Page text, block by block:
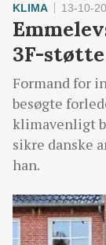
KLIMA 13-10-
3F-støtte
Formand for
besøgte
klimavenligt
sikre danske
han.